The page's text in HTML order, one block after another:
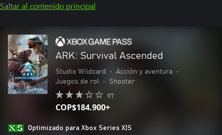
Saltar al contenido principal
ARK: Survival Ascended
Studio Wildcard • Acción y aventura
•
Juegos de rol
• Shooter
97
COP$184.900+
Optimizado para Xbox Series X|S